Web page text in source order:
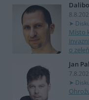
Místo
o
Jan